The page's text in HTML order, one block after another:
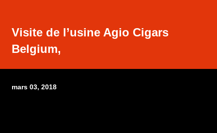
Visite de l’usine Agio Cigars
Belgium,
mars 03, 2018